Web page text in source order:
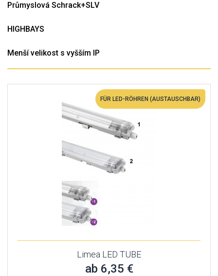
Průmyslová Schrack+SLV
HIGHBAYS
Menší velikost s vyšším IP
FÜR LED-RÖHREN (AUSTAUSCHBAR)
Limea LED TUBE
ab 6,35 €